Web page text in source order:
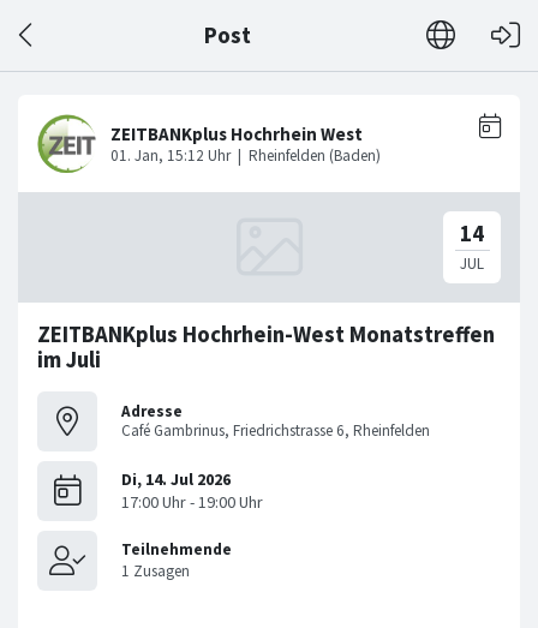
Post
ZEITBANKplus Hochrhein-West Monatstreffen
im Juli
Adresse
Café Gambrinus, Friedrichstrasse 6, Rheinfelden